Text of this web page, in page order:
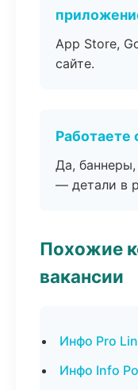
App Store,
сайте.
Работаете
Да,
— детали в
Похожие
вакансии
Инфо Pro
Инфо Info